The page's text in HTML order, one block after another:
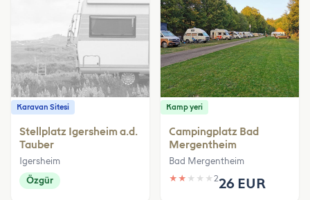
Karavan Sitesi
Stellplatz Igersheim a.d.
Tauber
Igersheim
Özgür
Kamp yeri
Campingplatz Bad
Mergentheim
Bad Mergentheim
★ ★ ★ ★ ★ 226 EUR